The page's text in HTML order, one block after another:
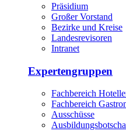
Präsidium
Großer Vorstand
Bezirke und Kreise
Landesrevisoren
Intranet
Expertengruppen
Fachbereich
Fachbereich
Ausschüsse